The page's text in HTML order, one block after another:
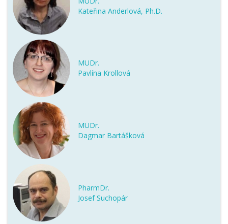
Kateřina Anderlová, Ph.D.
MUDr.
Pavlína Krollová
MUDr.
Dagmar Bartášková
PharmDr.
Josef Suchopár